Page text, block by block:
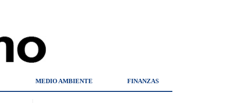
MEDIO AMBIENTE FINANZAS